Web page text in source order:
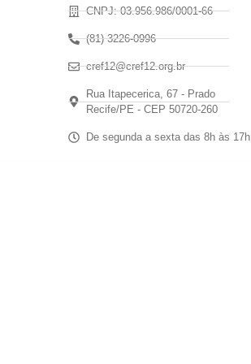
CNPJ: 03.956.986/0001-66
(81) 3226-0996
cref12@cref12.org.br
Rua Itapecerica, 67 - Prado
Recife/PE - CEP 50720-260
De segunda a sexta das 8h às 17h